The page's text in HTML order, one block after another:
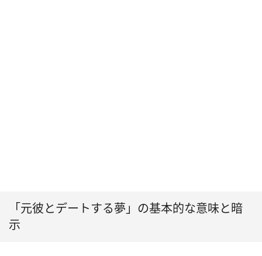
「元彼とデートする夢」の基本的な意味と暗
示